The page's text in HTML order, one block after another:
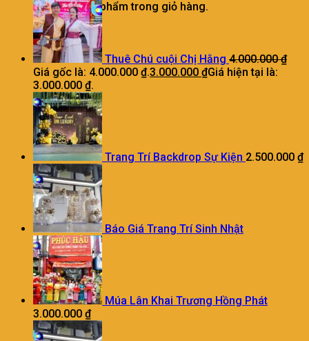
Chưa có sản phẩm trong giỏ hàng.
Thuê Chú cuội Chị Hằng 4.000.000₫
Giá gốc là: 4.000.000 ₫.3.000.000 ₫Giá hiện tại là:
3.000.000 ₫.
Trang Trí Backdrop Sự Kiện 2.500.000 ₫
Báo Giá Trang Trí Sinh Nhật
Múa Lân Khai Trương Hồng Phát
3.000.000 ₫